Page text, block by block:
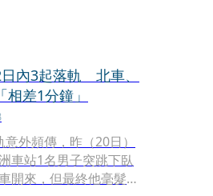
內3起落軌 北車、
差1分鐘」
外頻傳，昨（20日）
車站1名男子突跳下臥
開來，但最終他毫髮無